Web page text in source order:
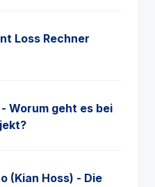
Loss Rechner
Worum geht es bei
(Kian Hoss) - Die